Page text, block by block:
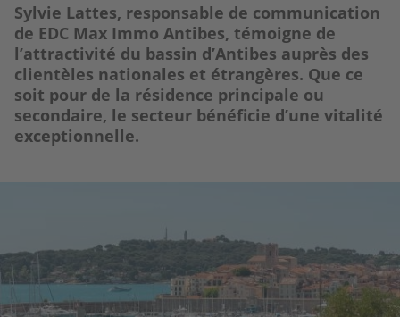
Sylvie Lattes, responsable de communication
de EDC Max Immo Antibes, témoigne de
l’attractivité du bassin d’Antibes auprès des
clientèles nationales et étrangères. Que ce
soit pour de la résidence principale ou
secondaire, le secteur bénéficie d’une vitalité
exceptionnelle.